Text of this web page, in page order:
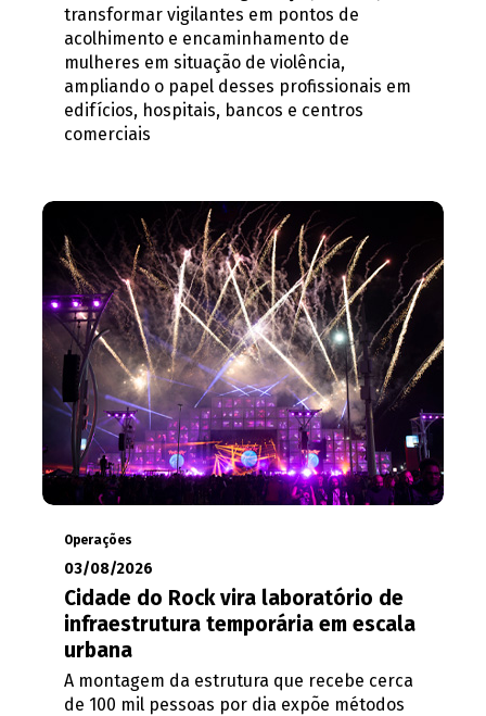
transformar vigilantes em pontos de
acolhimento e encaminhamento de
mulheres em situação de violência,
ampliando o papel desses profissionais em
edifícios, hospitais, bancos e centros
comerciais
Operações
03/08/2026
Cidade do Rock vira laboratório de
infraestrutura temporária em escala
urbana
A montagem da estrutura que recebe cerca
de 100 mil pessoas por dia expõe métodos